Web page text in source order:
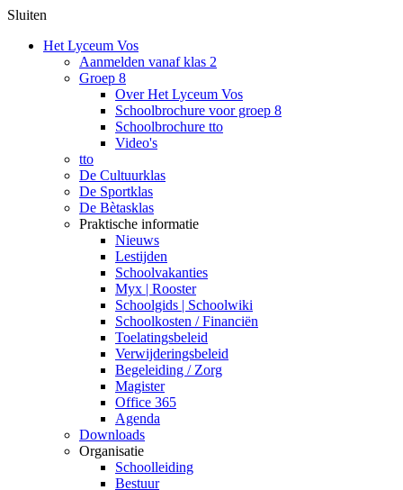
Sluiten
Het Lyceum Vos
Aanmelden vanaf klas 2
Groep 8
Over Het Lyceum Vos
Schoolbrochure voor groep 8
Schoolbrochure tto
Video's
tto
De Cultuurklas
De Sportklas
De Bètasklas
Praktische informatie
Nieuws
Lestijden
Schoolvakanties
Myx | Rooster
Schoolgids | Schoolwiki
Schoolkosten / Financiën
Toelatingsbeleid
Verwijderingsbeleid
Begeleiding / Zorg
Magister
Office 365
Agenda
Downloads
Organisatie
Schoolleiding
Bestuur